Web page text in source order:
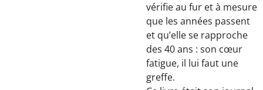
vérifie au fur et à mesure
que les années passent
et qu’elle se rapproche
des 40 ans : son cœur
fatigue, il lui faut une
greffe.